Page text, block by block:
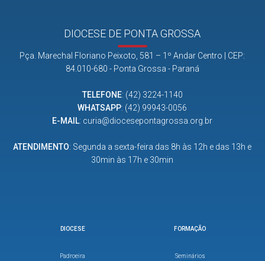
DIOCESE DE PONTA GROSSA
Pça. Marechal Floriano Peixoto, 581 – 1º Andar Centro | CEP:
84.010-680 - Ponta Grossa - Paraná
TELEFONE: (42) 3224-1140
WHATSAPP: (42) 99943-0056
E-MAIL: curia@diocesepontagrossa.org.br
ATENDIMENTO: Segunda a sexta-feira das 8h às 12h e das 13h e
30min às 17h e 30min
DIOCESE
Padroeira
FORMAÇÃO
Seminários